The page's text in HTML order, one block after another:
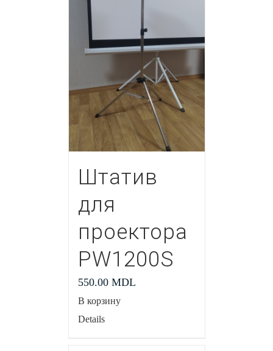
Штатив
для
проектора
PW1200S
550.00 MDL
В корзину
Details